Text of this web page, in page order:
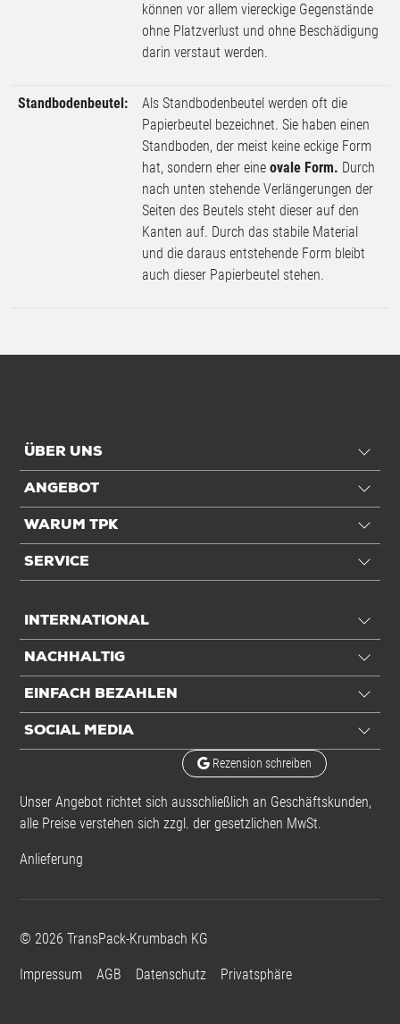
können vor allem viereckige Gegenstände
ohne Platzverlust und ohne Beschädigung
darin verstaut werden.
Standbodenbeutel:
Als Standbodenbeutel werden oft die
Papierbeutel bezeichnet. Sie haben einen
Standboden, der meist keine eckige Form
hat, sondern eher eine ovale Form. Durch
nach unten stehende Verlängerungen der
Seiten des Beutels steht dieser auf den
Kanten auf. Durch das stabile Material
und die daraus entstehende Form bleibt
auch dieser Papierbeutel stehen.
ÜBER UNS
ANGEBOT
WARUM TPK
SERVICE
INTERNATIONAL
NACHHALTIG
EINFACH BEZAHLEN
SOCIAL MEDIA
Rezension schreiben
Unser Angebot richtet sich ausschließlich an Geschäftskunden,
alle Preise verstehen sich zzgl. der gesetzlichen MwSt.
Anlieferung
© 2026 TransPack-Krumbach KG
Impressum AGB Datenschutz Privatsphäre